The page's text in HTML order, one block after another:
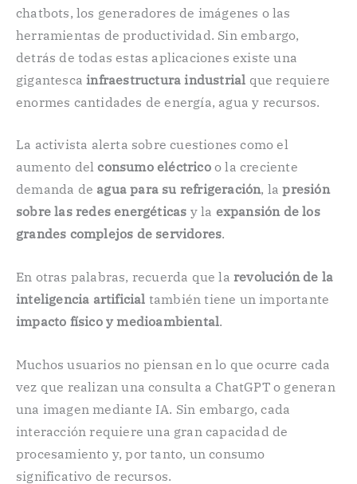
chatbots, los generadores de imágenes o las
herramientas de productividad. Sin embargo,
detrás de todas estas aplicaciones existe una
gigantescainfraestructura industrial que requiere
enormes cantidades de energía, agua y recursos.
La activista alerta sobre cuestiones como el
aumento delconsumo eléctricoo la creciente
demanda de agua para su refrigeración, lapresión
sobre las redes energéticas y la expansión de los
grandes complejos de servidores.
En otras palabras, recuerda que la revolución de la
inteligencia artificial también tiene un importante
impacto físico y medioambiental.
Muchos usuarios no piensan en lo que ocurre cada
vez que realizan una consulta a ChatGPT o generan
una imagen mediante IA. Sin embargo, cada
interacción requiere una gran capacidad de
procesamiento y, por tanto, un consumo
significativo de recursos.